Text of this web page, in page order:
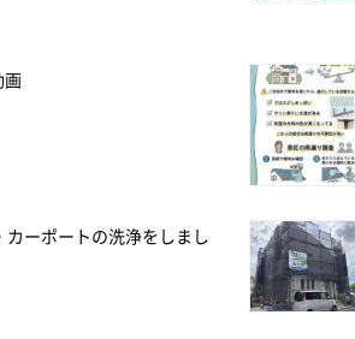
画
カーポートの洗浄をしまし